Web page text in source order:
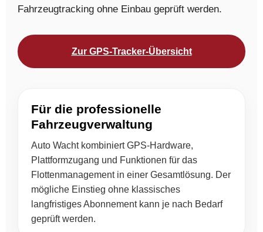
Fahrzeugtracking ohne Einbau geprüft werden.
Zur GPS-Tracker-Übersicht
Für die professionelle
Fahrzeugverwaltung
Auto Wacht kombiniert GPS-Hardware,
Plattformzugang und Funktionen für das
Flottenmanagement in einer Gesamtlösung. Der
mögliche Einstieg ohne klassisches
langfristiges Abonnement kann je nach Bedarf
geprüft werden.